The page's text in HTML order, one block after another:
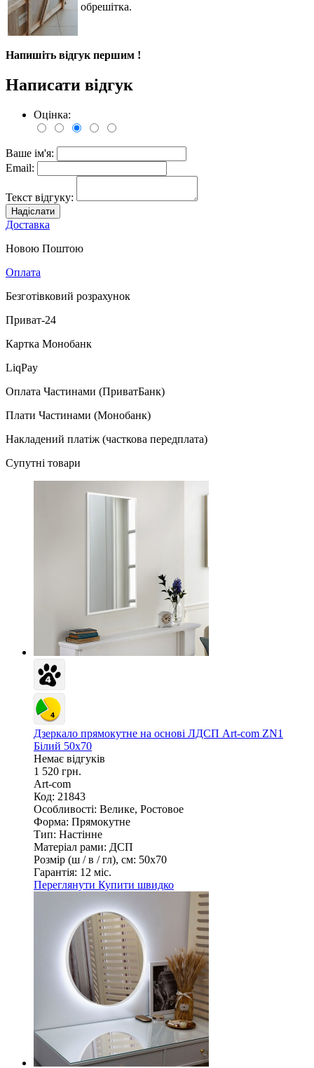
обрешітка.
Напишіть відгук першим !
Написати відгук
Оцінка:
Ваше ім'я:
Email:
Текст відгуку:
Надіслати
Доставка
Новою Поштою
Оплата
Безготівковий розрахунок
Приват-24
Картка Монобанк
LiqPay
Оплата Частинами (ПриватБанк)
Плати Частинами (Монобанк)
Накладений платіж (часткова передплата)
Супутні товари
Дзеркало прямокутне на основі ЛДСП Art-com ZN1
Білий 50х70
Немає відгуків
1 520 грн.
Art-com
Код: 21843
Особливості: Велике, Ростовое
Форма: Прямокутне
Тип: Настінне
Матеріал рами: ДСП
Розмір (ш / в / гл), см: 50х70
Гарантія: 12 міс.
Переглянути Купити швидко